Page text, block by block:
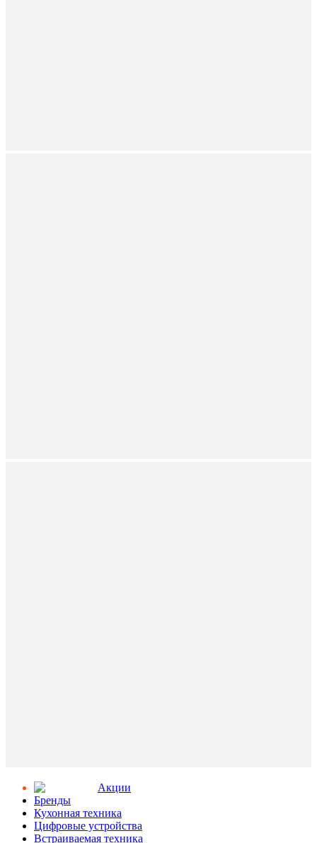
Aкции
Бренды
Кухонная техника
Цифровые устройства
Встраиваемая техника